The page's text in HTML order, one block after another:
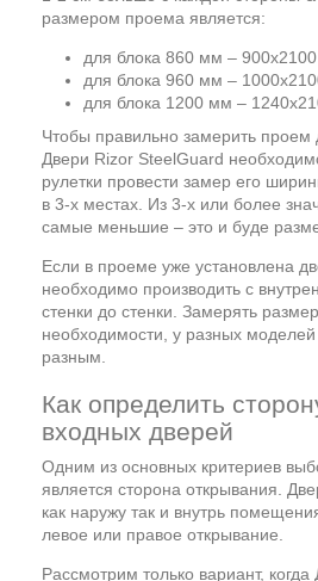
размером проема является:
для блока 860 мм –
для блока 960 мм –
для блока 1200 мм –
Чтобы правильно замерить проем
Двери Rizor SteelGuard
рулетки провести замер его
в 3-х местах. Из 3-х или более
самые меньшие – это и буде
Если в проеме уже установлена
необходимо производить с
стенки до стенки. Замерять
необходимости, у разных
разным.
Как определить
входных дверей
Одним из основных критериев
является сторона открывания.
как наружу так и внутрь
левое или правое открывание.
Рассмотрим только вариант,